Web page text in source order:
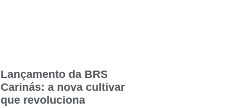
Lançamento da BRS
Carinás: a nova cultivar
que revoluciona